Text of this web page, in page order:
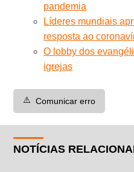
pandemia
Líderes mundiais
resposta ao
O lobby dos
igrejas
⚠️ Comunicar erro
NOTÍCIAS